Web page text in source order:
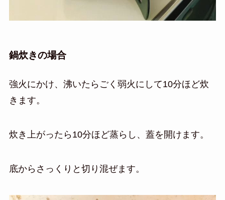
鍋炊きの場合
強火にかけ、沸いたらごく弱火にして10分ほど炊
きます。
炊き上がったら10分ほど蒸らし、蓋を開けます。
底からさっくりと切り混ぜます。